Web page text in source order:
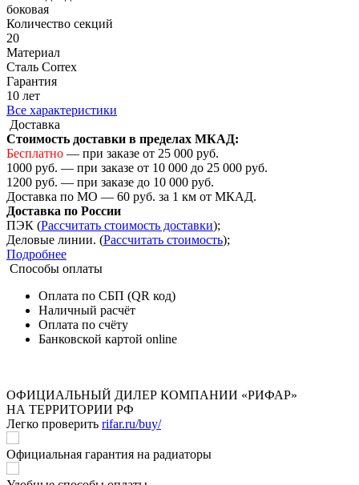
боковая
Количество cекций
20
Материал
Сталь Correx
Гарантия
10 лет
Все характеристики
Доставка
Стоимость доставки в пределах МКАД:
Бесплатно — при заказе от 25 000 руб.
1000 руб. — при заказе от 10 000 до 25 000 руб.
1200 руб. — при заказе до 10 000 руб.
Доставка по МО — 60 руб. за 1 км от МКАД.
Доставка по России
ПЭК (Рассчитать стоимость доставки);
Деловые линии. (Рассчитать стоимость);
Подробнее
Способы оплаты
Оплата по СБП (QR код)
Наличный расчёт
Оплата по счёту
Банковской картой online
ОФИЦИАЛЬНЫЙ ДИЛЕР КОМПАНИИ «РИФАР»
НА ТЕРРИТОРИИ РФ
Легко проверить rifar.ru/buy/
Официальная гарантия на радиаторы